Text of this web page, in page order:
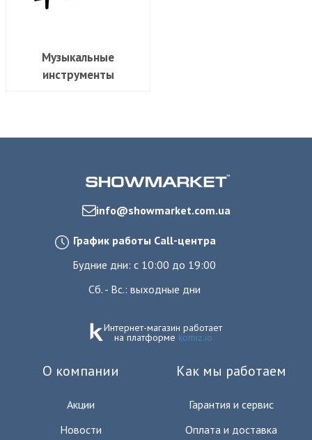
Музыкальные
инструменты
info@showmarket.com.ua
График работы Call-центра
Будние дни: с 10:00 до 19:00
Сб. - Вс.: выходные дни
Интернет-магазин работает
на платформе komiz.io
О компании
Акции
Новости
Как мы работаем
Гарантия и сервис
Оплата и доставка